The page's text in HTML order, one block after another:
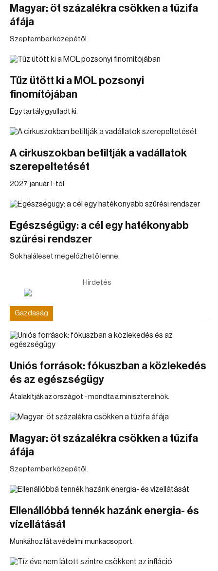
Magyar: öt százalékra csökken a tűzifa
áfája
Szeptember közepétől.
Tűz ütött ki a MOL pozsonyi
finomítójában
Egy tartály gyulladt ki.
A cirkuszokban betiltják a vadállatok
szerepeltetését
2027. január 1-től.
Egészségügy: a cél egy hatékonyabb
szűrési rendszer
Sok haláleset megelőzhető lenne.
Hirdetés
Gazdaság
Uniós források: fókuszban a közlekedés
és az egészségügy
Átalakítják az országot - mondta a miniszterelnök.
Magyar: öt százalékra csökken a tűzifa
áfája
Szeptember közepétől.
Ellenállóbbá tennék hazánk energia- és
vízellátását
Munkához lát a védelmi munkacsoport.